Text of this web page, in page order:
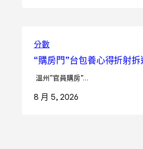
分數
“購房門”台包養心得折射
溫州”官員購房”…
8 月 5, 2026